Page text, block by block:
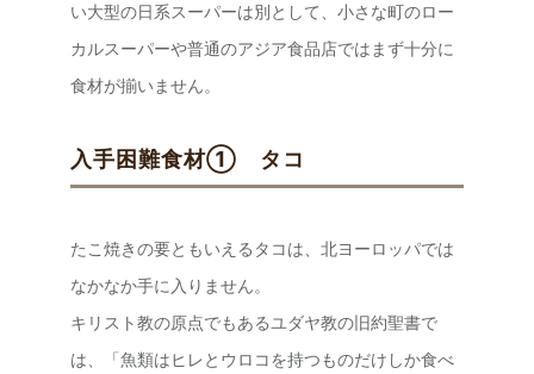
い大型の日系スーパーは別として、小さな町のロー
カルスーパーや普通のアジア食品店ではまず十分に
食材が揃いません。
入手困難食材① タコ
たこ焼きの要ともいえるタコは、北ヨーロッパでは
なかなか手に入りません。
キリスト教の原点でもあるユダヤ教の旧約聖書で
は、「魚類はヒレとウロコを持つものだけしか食べ